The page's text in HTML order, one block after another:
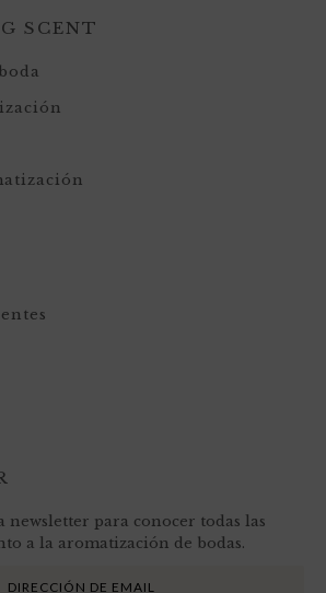
SCENT
newsletter para conocer todas las
a la aromatización de bodas.